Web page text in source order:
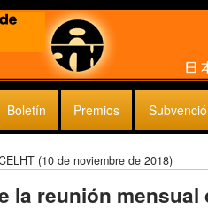
Boletín Premios
(10 de noviembre de 2018)
la reunión mensual